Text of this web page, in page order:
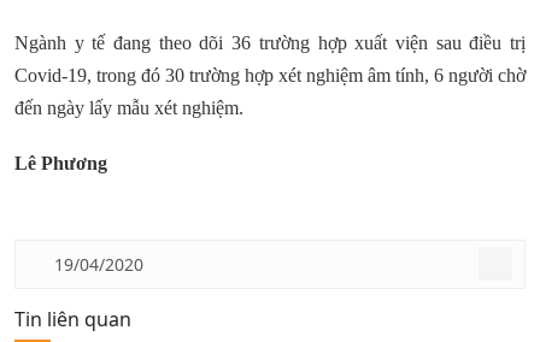
Ngành y tế đang theo dõi 36 trường hợp xuất viện sau điều trị
Covid-19, trong đó 30 trường hợp xét nghiệm âm tính, 6 người chờ
đến ngày lấy mẫu xét nghiệm.
Lê Phương
19/04/2020
Tin liên quan